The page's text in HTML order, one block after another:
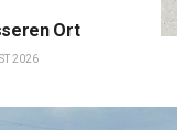
Ort
2026